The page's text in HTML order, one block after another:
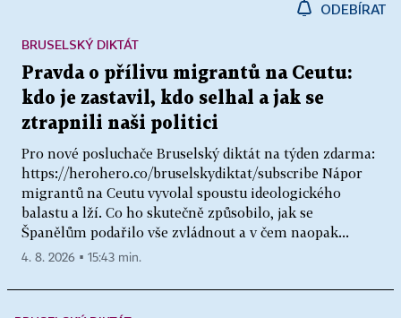
ODEBÍRAT
Pravda o přílivu migrantů na Ceutu:
kdo je zastavil, kdo selhal a jak se
ztrapnili naši politici
Pro nové posluchače Bruselský diktát na týden zdarma:
https://herohero.co/bruselskydiktat/subscribe Nápor
migrantů na Ceutu vyvolal spoustu ideologického
balastu a lží. Co ho skutečně způsobilo, jak se
Španělům podařilo vše zvládnout a v čem naopak...
BRUSELSKÝ DIKTÁT
4. 8. 2026 ▪ 15:43 min.